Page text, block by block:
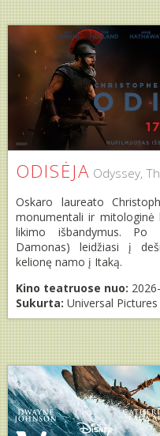
ODISĖJA Odyssey,
Oskaro laureato
monumentali ir mitologinė
likimo išbandymus. Po
Damonas) leidžiasi į
kelionę namo į Itaką.
Kino teatruose nuo:
Sukurta: Universal Pictures